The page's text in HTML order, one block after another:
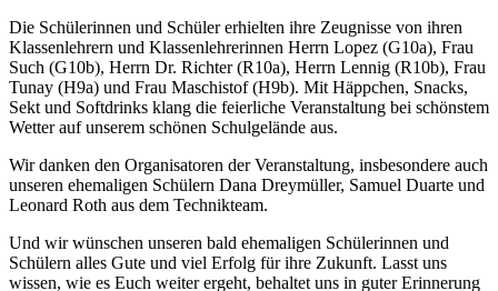
Die Schülerinnen und Schüler erhielten ihre Zeugnisse von ihren
Klassenlehrern und Klassenlehrerinnen Herrn Lopez (G10a), Frau
Such (G10b), Herrn Dr. Richter (R10a), Herrn Lennig (R10b), Frau
Tunay (H9a) und Frau Maschistof (H9b). Mit Häppchen, Snacks,
Sekt und Softdrinks klang die feierliche Veranstaltung bei schönstem
Wetter auf unserem schönen Schulgelände aus.
Wir danken den Organisatoren der Veranstaltung, insbesondere auch
unseren ehemaligen Schülern Dana Dreymüller, Samuel Duarte und
Leonard Roth aus dem Technikteam.
Und wir wünschen unseren bald ehemaligen Schülerinnen und
Schülern alles Gute und viel Erfolg für ihre Zukunft. Lasst uns
wissen, wie es Euch weiter ergeht, behaltet uns in guter Erinnerung